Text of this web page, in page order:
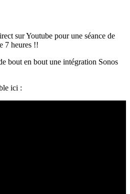
sur Youtube pour une séance de
7 heures !!
bout en bout une intégration Sonos
ici :